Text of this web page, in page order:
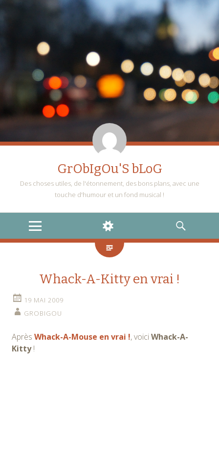
GrObIgOu'S bLoG
Des choses utiles, de l'étonnement, des bons plans, avec une
touche d'humour et un fond musical !
MENU
WIDGETS
RECHERCHE
Whack-A-Kitty en vrai !
19 MAI 2009
GROBIGOU
Après Whack-A-Mouse en vrai !, voiciWhack-A-
Kitty!